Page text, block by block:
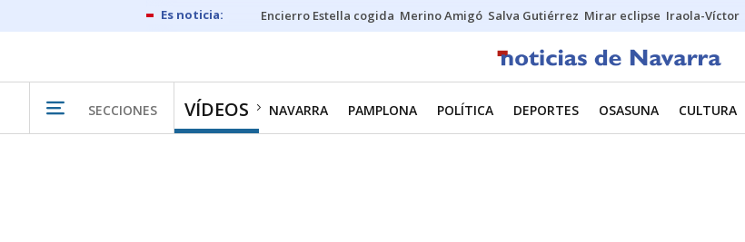
Encierro Estella cogida Merino Amigó Salva Gutiérrez Mirar eclipse Iraola-Víctor
SECCIONES VÍDEOS NAVARRA PAMPLONA POLÍTICA DEPORTES OSASUNA CULTURA